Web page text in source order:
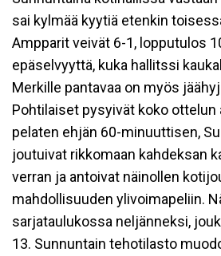
sai kylmää kyytiä etenkin
Ampparit veivät 6-1, lopputulos
epäselvyyttä, kuka hallitssi
Merkille pantavaa on myös
Pohtilaiset pysyivät koko ottelun
pelaten ehjän 60-minuuttisen,
joutuivat rikkomaan kahdeksan
verran ja antoivat näinollen
mahdollisuuden ylivoimapeliin.
sarjataulukossa neljänneksi,
13. Sunnuntain tehotilasto